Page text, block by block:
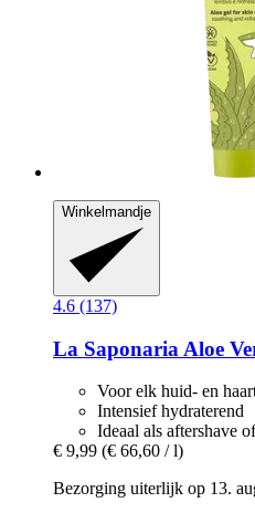
Winkelmandje
4.6 (137)
La Saponaria Aloe
Voor elk huid- en
Intensief hydraterend
Ideaal als aftershave
€ 9,99 (€ 66,60 / l)
Bezorging uiterlijk op 13.